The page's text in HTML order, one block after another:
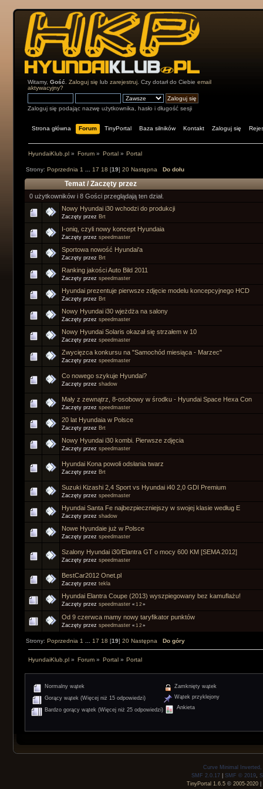
Witamy,Gość .Zaloguj się lubzarejestruj . Czy dotarł do Ciebieemail
aktywacyjny?
Zaloguj się podając nazwę użytkownika, hasło i długość sesji
Strona główna Forum TinyPortal Baza silników Kontakt Zaloguj się
HyundaiKlub.pl» Forum» Portal» Portal
Strony: Poprzednia 1 ...17 18 [19]20 Następna Do dołu
Temat/Zaczęty przez
0 użytkowników i 8 Gości przeglądają ten dział.
Nowy Hyundai i30 wchodzi do produkcji
Zaczęty przez Brt
I-oniq, czyli nowy koncept Hyundaia
Zaczęty przezspeedmaster
Sportowa nowość Hyundai'a
Zaczęty przez Brt
Ranking jakości Auto Bild 2011
Zaczęty przezspeedmaster
Hyundai prezentuje pierwsze zdjęcie modelu koncepcyjnego HCD
Zaczęty przez Brt
Nowy Hyundai i30 wjeżdża na salony
Zaczęty przezspeedmaster
Nowy Hyundai Solaris okazał się strzałem w 10
Zaczęty przezspeedmaster
Zwycięzca konkursu na "Samochód miesiąca - Marzec"
Zaczęty przezspeedmaster
Co nowego szykuje Hyundai?
Zaczęty przezshadow
Mały z zewnątrz, 8-osobowy w środku - Hyundai Space Hexa Con
Zaczęty przezspeedmaster
20 lat Hyundaia w Polsce
Zaczęty przez Brt
Nowy Hyundai i30 kombi. Pierwsze zdjęcia
Zaczęty przezspeedmaster
Hyundai Kona powoli odsłania twarz
Zaczęty przez Brt
Suzuki Kizashi 2,4 Sport vs Hyundai i40 2,0 GDI Premium
Zaczęty przezspeedmaster
Hyundai Santa Fe najbezpieczniejszy w swojej klasie według E
Zaczęty przezshadow
Nowe Hyundaie już w Polsce
Zaczęty przezspeedmaster
Szalony Hyundai i30/Elantra GT o mocy 600 KM [SEMA 2012]
Zaczęty przezspeedmaster
BestCar2012 Onet.pl
Zaczęty przeztekla
Hyundai Elantra Coupe (2013) wyszpiegowany bez kamuflażu!
Zaczęty przezspeedmaster «1 2 »
Od 9 czerwca mamy nowy taryfikator punktów
Zaczęty przezspeedmaster «1 2 »
Strony:Poprzednia 1 17 18 [19]20 Następna Do góry
HyundaiKlub.pl» Forum» Portal» Portal
Normalny wątek
Gorący wątek (Więcej niż 15 odpowiedzi)
Bardzo gorący wątek (Więcej niż 25 odpowiedzi)
Zamknięty wątek
Wątek przyklejony
Ankieta
Curve Minimal
SMF 2.0.17 |SMF © 2019,
TinyPortal 1.6.5© 2005-2020|